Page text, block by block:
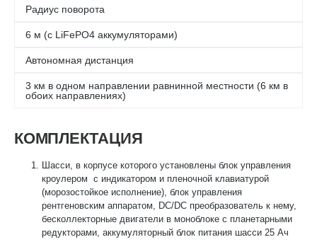
Радиус поворота
6 м (с LiFePO4 аккумуляторами)
Автономная дистанция
3 км в одном направлении равнинной местности (6 км в
обоих направлениях)
КОМПЛЕКТАЦИЯ
Шасси, в корпусе которого установлены блок управления
кроулером с индикатором и пленочной клавиатурой
(морозостойкое исполнение), блок управления
рентгеновским аппаратом, DC/DC преобразователь к нему,
бесколлекторные двигатели в моноблоке с планетарными
редукторами, аккумуляторный блок питания шасси 25 Ач